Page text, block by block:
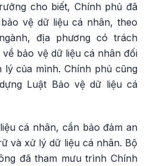
cho biết, Chính phủ đã
vệ dữ liệu cá nhân, theo
địa phương có trách
bảo vệ dữ liệu cá nhân đối
của mình. Chính phủ cũng
Luật Bảo vệ dữ liệu cá
cá nhân, cần bảo đảm an
và xử lý dữ liệu cá nhân. Bộ
đã tham mưu trình Chính